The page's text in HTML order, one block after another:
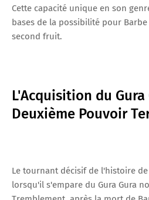
Cette capacité unique en son
bases de la possibilité pour
second fruit.
L'Acquisition du Gura
Deuxième Pouvoir
Le tournant décisif de l'histoire
lorsqu'il s'empare du Gura Gura